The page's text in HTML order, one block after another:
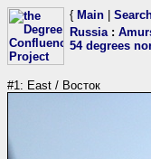
{ Main
Russia:
54 degrees
#1: East / Восток